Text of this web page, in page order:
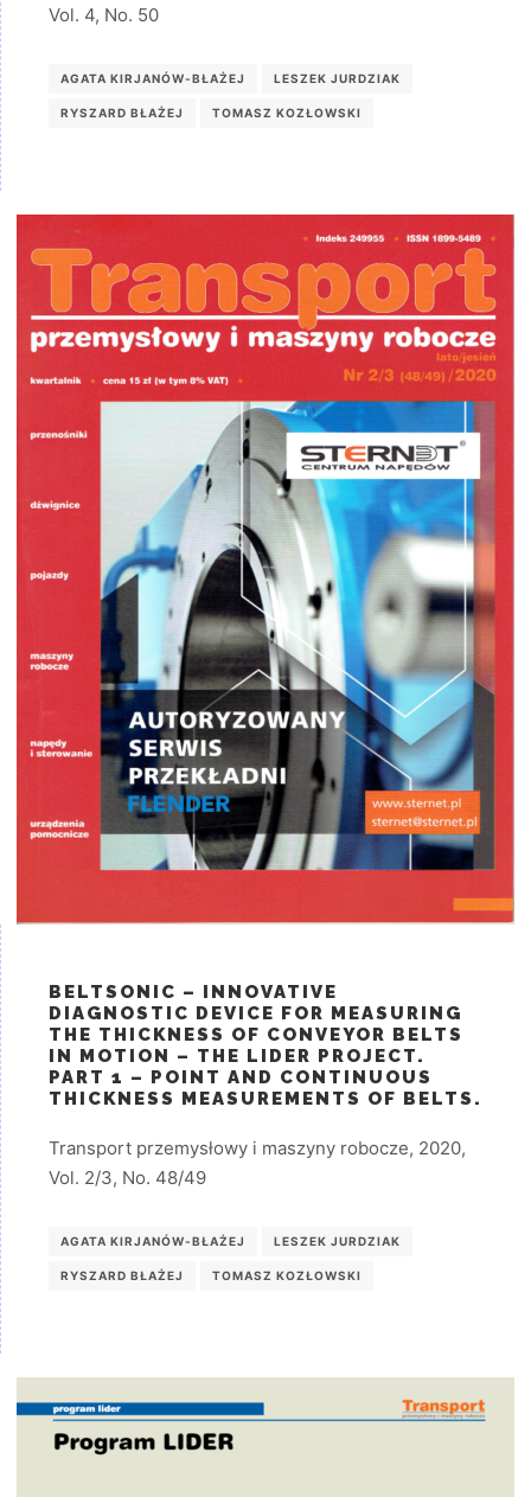
Vol. 4, No. 50
AGATA KIRJANÓW-BŁAŻEJ LESZEK JURDZIAK
RYSZARD BŁAŻEJ TOMASZ KOZŁOWSKI
BELTSONIC – INNOVATIVE
DIAGNOSTIC DEVICE FOR MEASURING
THE THICKNESS OF CONVEYOR BELTS
IN MOTION – THE LIDER PROJECT.
PART 1 – POINT AND CONTINUOUS
THICKNESS MEASUREMENTS OF BELTS.
Transport przemysłowy i maszyny robocze, 2020,
Vol. 2/3, No. 48/49
AGATA KIRJANÓW-BŁAŻEJ LESZEK JURDZIAK
RYSZARD BŁAŻEJ TOMASZ KOZŁOWSKI